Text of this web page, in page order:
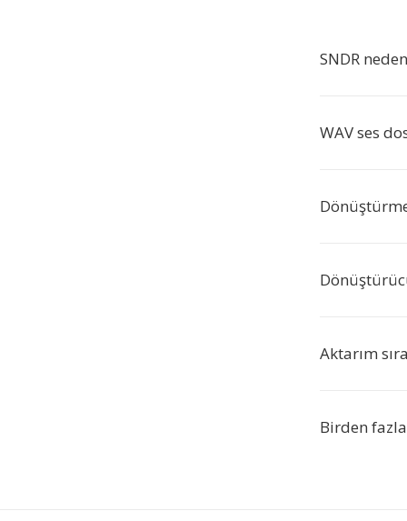
SNDR
WAV ses
Aktarım
Birden